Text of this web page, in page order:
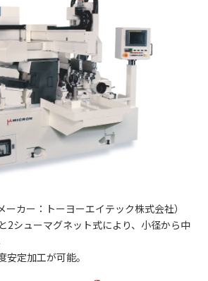
カー：トーヨーエイテック株式会社）
2シューマグネット式により、小径から中
定加工が可能。